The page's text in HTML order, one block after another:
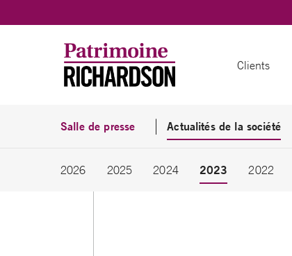
Clients
Salle de presse Actualités de la société
2026 2025 2024 2023 2022